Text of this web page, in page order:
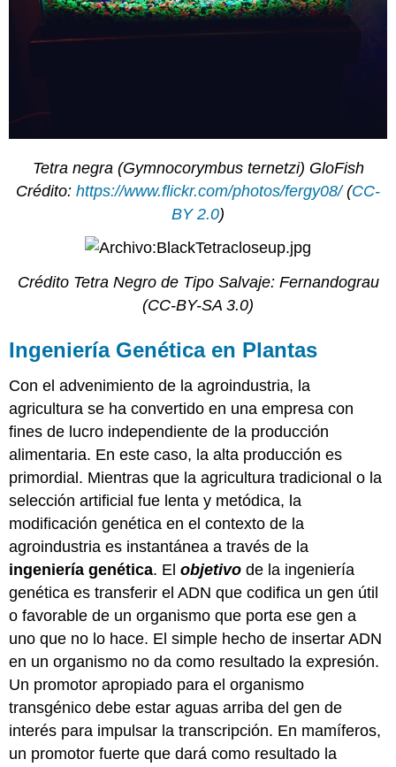
Tetra negra (Gymnocorymbus ternetzi) GloFish
Crédito: https://www.flickr.com/photos/fergy08/ (CC-
BY 2.0)
Crédito Tetra Negro de Tipo Salvaje: Fernandograu
(CC-BY-SA 3.0)
Ingeniería Genética en Plantas
Con el advenimiento de la agroindustria, la
agricultura se ha convertido en una empresa con
fines de lucro independiente de la producción
alimentaria. En este caso, la alta producción es
primordial. Mientras que la agricultura tradicional o la
selección artificial fue lenta y metódica, la
modificación genética en el contexto de la
agroindustria es instantánea a través de la
ingeniería genética. Elobjetivo de la ingeniería
genética es transferir el ADN que codifica un gen útil
o favorable de un organismo que porta ese gen a
uno que no lo hace. El simple hecho de insertar ADN
en un organismo no da como resultado la expresión.
Un promotor apropiado para el organismo
transgénico debe estar aguas arriba del gen de
interés para impulsar la transcripción. En mamíferos,
un promotor fuerte que dará como resultado la